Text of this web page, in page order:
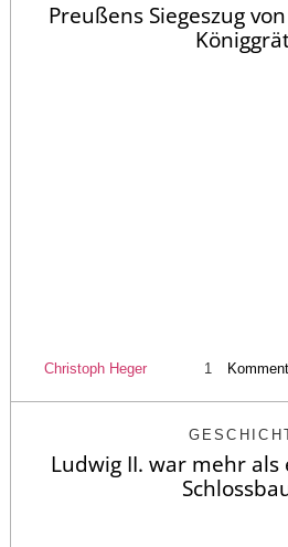
Preußens Siegeszug
Christoph Heger 1
Ludwig II. war mehr